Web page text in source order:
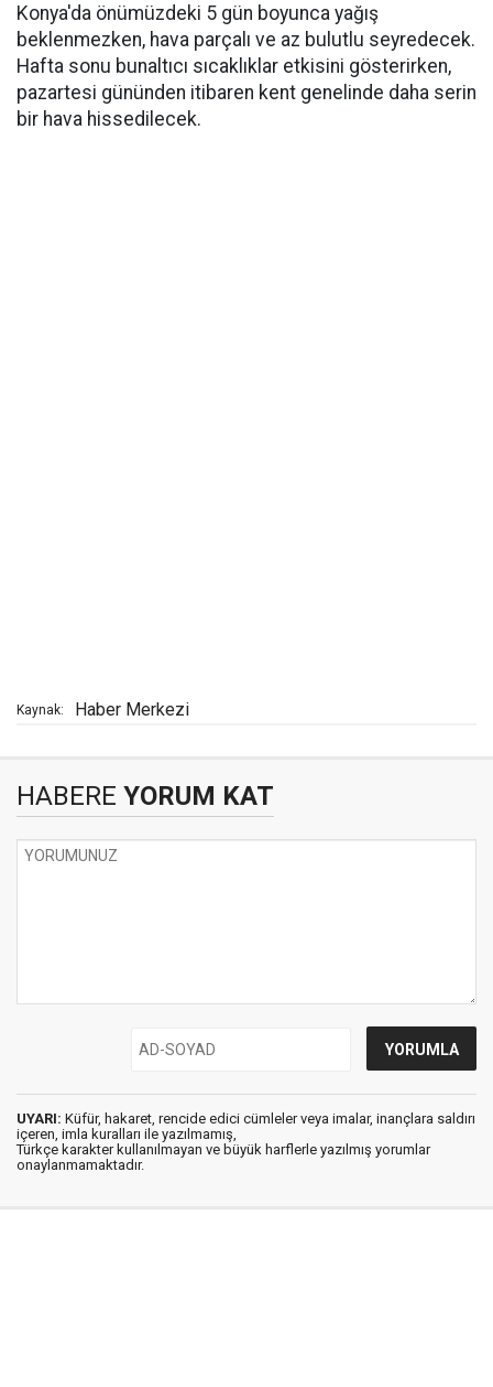
Konya'da önümüzdeki 5 gün boyunca yağış
beklenmezken, hava parçalı ve az bulutlu seyredecek.
Hafta sonu bunaltıcı sıcaklıklar etkisini gösterirken,
pazartesi gününden itibaren kent genelinde daha serin
bir hava hissedilecek.
Kaynak: Haber Merkezi
HABERE YORUM KAT
UYARI: Küfür, hakaret, rencide edici cümleler veya imalar, inançlara saldırı
içeren, imla kuralları ile yazılmamış,
Türkçe karakter kullanılmayan ve büyük harflerle yazılmış yorumlar
onaylanmamaktadır.